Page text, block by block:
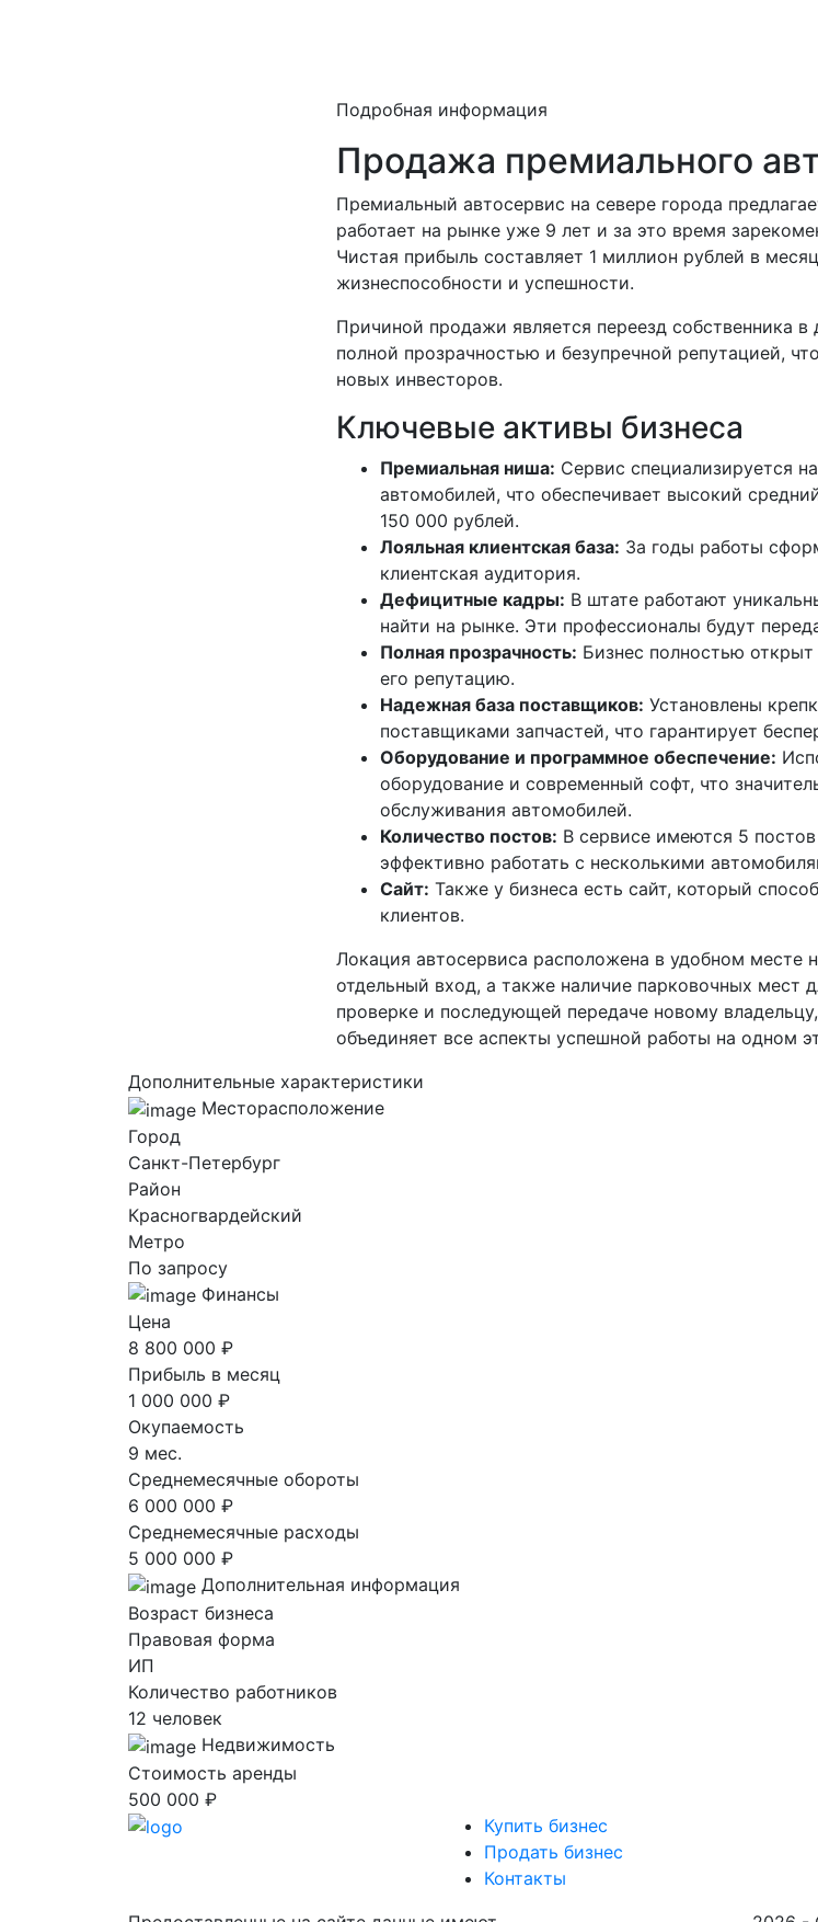
Подробная информация
Продажа премиального
Премиальный автосервис на севере города
работает на рынке уже 9 лет и за это время
Чистая прибыль составляет 1 миллион рублей в
жизнеспособности и успешности.
Причиной продажи является переезд собственника в
полной прозрачностью и безупречной репутацией,
новых инвесторов.
Ключевые активы бизнеса
Премиальная ниша: Сервис специализируется
автомобилей, что обеспечивает высокий
150 000 рублей.
Лояльная клиентская база: За годы работы
клиентская аудитория.
Дефицитные кадры: В штате работают
найти на рынке. Эти профессионалы будут
Полная прозрачность: Бизнес полностью
его репутацию.
Надежная база поставщиков: Установлены
поставщиками запчастей, что гарантирует
Оборудование и программное обеспечение:
оборудование и современный софт, что
обслуживания автомобилей.
Количество постов: В сервисе имеются 5
эффективно работать с несколькими
Сайт: Также у бизнеса есть сайт, который
клиентов.
Локация автосервиса расположена в удобном месте
отдельный вход, а также наличие парковочных мест
проверке и последующей передаче новому
объединяет все аспекты успешной работы на одном
Дополнительные характеристики
Месторасположение
Город
Санкт-Петербург
Район
Красногвардейский
Метро
По запросу
Финансы
Цена
8 800 000 ₽
Прибыль в месяц
1 000 000 ₽
Окупаемость
9 мес.
Среднемесячные обороты
6 000 000 ₽
Среднемесячные расходы
5 000 000 ₽
Дополнительная информация
Возраст бизнеса
Правовая форма
ИП
Количество работников
12 человек
Недвижимость
Стоимость аренды
500 000 ₽
Купить бизнес
Продать бизнес
Контакты